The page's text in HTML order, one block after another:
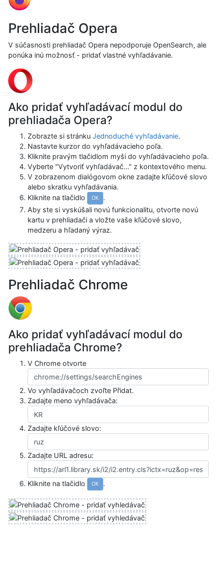
Prehliadač Opera
V súčasnosti prehliadač Opera nepodporuje OpenSearch, ale
ponúka inú možnosť - pridať vlastné vyhľadávanie.
Ako pridať vyhľadávací modul do
prehliadača Opera?
Zobrazte si stránku Jednoduché vyhľadávanie.
Nastavte kurzor do vyhľadávacieho poľa.
Kliknite pravým tlačidlom myši do vyhľadávacieho poľa.
Vyberte "Vytvoriť vyhľadávač…" z kontextového menu.
V zobrazenom dialógovom okne zadajte kľúčové slovo
alebo skratku vyhľadávania.
Kliknite na tlačidlo
OK
.
Aby ste si vyskúšali novú funkcionalitu, otvorte novú
kartu v prehliadači a vložte vaše kľúčové slovo,
medzeru a hľadaný výraz.
Prehliadač Chrome
Ako pridať vyhľadávací modul do
prehliadača Chrome?
V Chrome otvorte
Vo vyhľadávačoch zvoľte Přidat.
Zadajte meno vyhľadávača:
Zadajte kľúčové slovo:
Zadajte URL adresu:
Kliknite na tlačidlo OK .